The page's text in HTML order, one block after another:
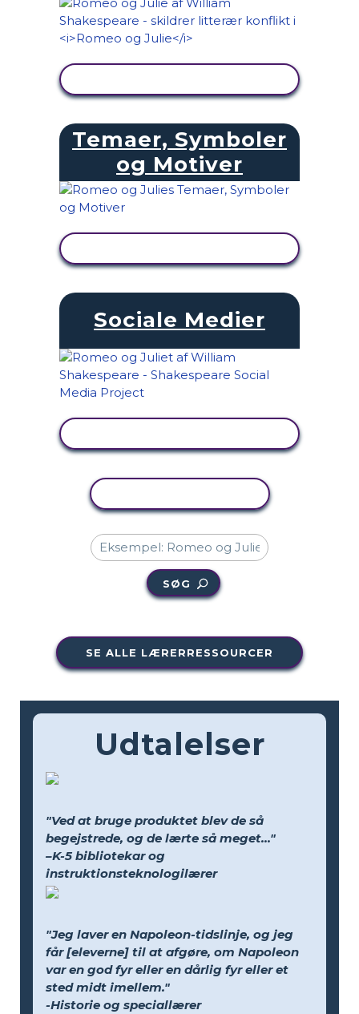
Temaer, Symboler
og Motiver
Sociale Medier
SØG
SE ALLE LÆRERRESSOURCER
Udtalelser
"Ved at bruge produktet blev de så
begejstrede, og de lærte så meget..."
–K-5 bibliotekar og
instruktionsteknologilærer
"Jeg laver en Napoleon-tidslinje, og jeg
får [eleverne] til at afgøre, om Napoleon
var en god fyr eller en dårlig fyr eller et
sted midt imellem."
-Historie og speciallærer